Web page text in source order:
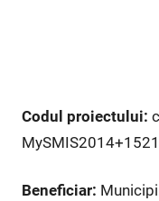
Codul proiectului:
Beneficiar: